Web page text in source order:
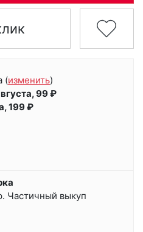
(изменить)
99 ₽
199 ₽
Частичный выкуп